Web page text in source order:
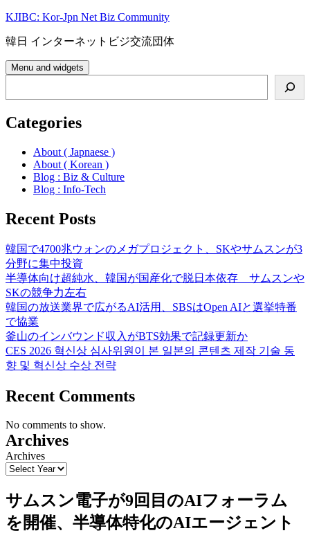
Skip
content
KJIBC: Kor-Jpn Net Biz Community
韓日 インターネットビジ交流団体
Menu and widgets
Categories
About ( Japnaese )
About ( Korean )
Blog : Biz & Culture
Blog : Info-Tech
Recent Posts
韓国で4700兆ウォンのメガプロジェクト、SKやサムスンが3
分野に集中投資
半導体向け超純水、韓国が国産化で脱日本依存 サムスンや
SKの競争力左右
韓国の放送業界で広がるAI活用、SBSはOpen AIと選挙特番
で協業
釜山のインバウンド収入がBTS効果で記録更新か
CES 2026 혁신상 심사위원이 본 일본의 콘텐츠 제작 기술 동
향 및 혁신상 수상 전략
Recent Comments
No comments to show.
Archives
Archives
サムスン電子が9回目のAIフォーラム
を開催、半導体特化のAIエージェント